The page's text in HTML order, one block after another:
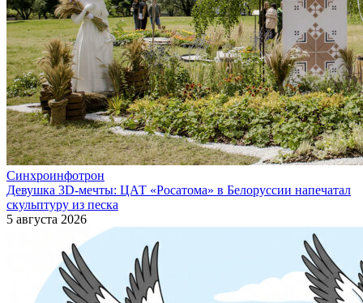
Синхроинфотрон
Девушка 3D-мечты: ЦАТ «Росатома» в Белоруссии напечатал
скульптуру из песка
5 августа 2026